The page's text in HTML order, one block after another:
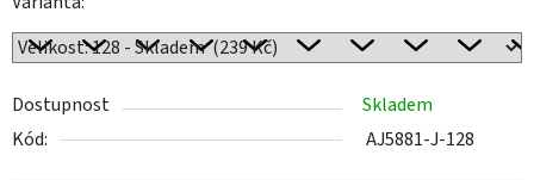
Dostupnost
Skladem
Kód:
AJ5881-J-128